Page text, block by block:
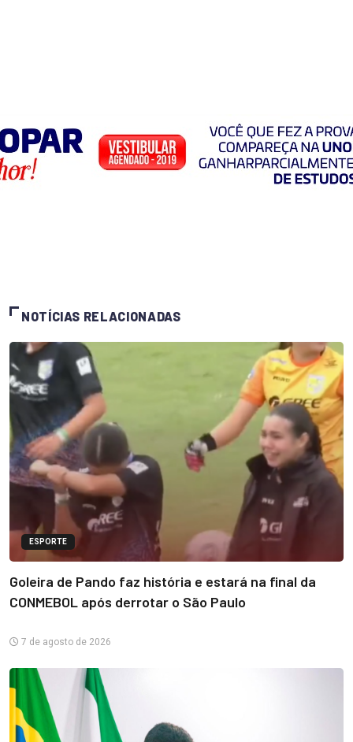
NOTÍCIAS RELACIONADAS
ESPORTE
Goleira de Pando faz história e estará na final da
CONMEBOL após derrotar o São Paulo
7 de agosto de 2026